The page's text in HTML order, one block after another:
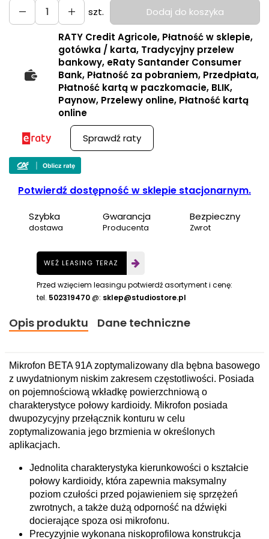
szt.
Dodaj do koszyka
RATY Credit Agricole, Płatność w sklepie,
gotówka / karta, Tradycyjny przelew
bankowy, eRaty Santander Consumer
Bank, Płatność za pobraniem, Przedpłata,
Płatność kartą w paczkomacie, BLIK,
Paynow, Przelewy online, Płatność kartą
online
Sprawdź raty
Potwierdź dostępność w sklepie stacjonarnym.
Szybka
dostawa
Gwarancja
Producenta
Bezpieczny
Zwrot
WEŹ LEASING TERAZ
Przed wzięciem leasingu potwierdź asortyment i cenę:
tel. 502319470 @: sklep@studiostore.pl
Opis produktu Dane techniczne
Mikrofon BETA 91A zoptymalizowany dla bębna basowego
z uwydatnionym niskim zakresem częstotliwości. Posiada
on pojemnościową wkładkę powierzchniową o
charakterystyce połowy kardioidy. Mikrofon posiada
dwupozycyjny przełącznik konturu w celu
zoptymalizowania jego brzmienia w określonych
aplikacjach.
Jednolita charakterystyka kierunkowości o kształcie
połowy kardioidy, która zapewnia maksymalny
poziom czułości przed pojawieniem się sprzężeń
zwrotnych, a także dużą odporność na dźwięki
docierające spoza osi mikrofonu.
Precyzyjnie wykonana niskoprofilowa konstrukcja